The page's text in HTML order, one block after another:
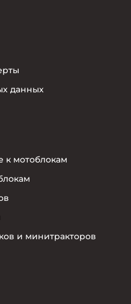
данных
к мотоблокам
и минитракторов